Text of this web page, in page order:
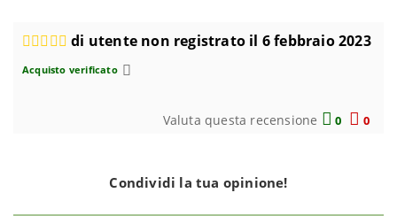
di utente non registrato il 6 febbraio 2023
Acquisto verificato
Valuta questa recensione 0 0
Condividi la tua opinione!